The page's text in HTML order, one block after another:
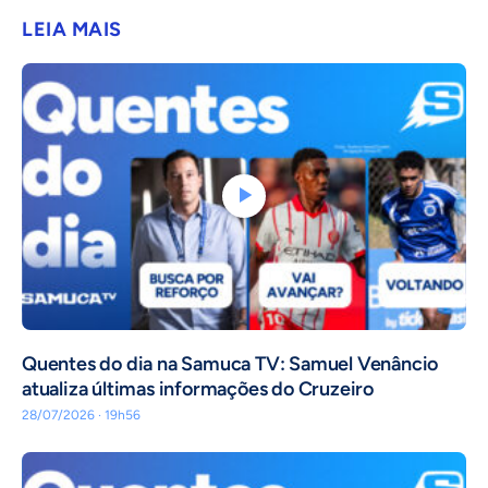
LEIA MAIS
Quentes do dia na Samuca TV: Samuel Venâncio
atualiza últimas informações do Cruzeiro
28/07/2026 · 19h56